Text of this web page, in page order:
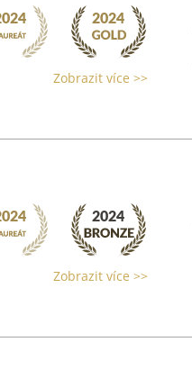
Zobrazit více >>
Zobrazit více >>